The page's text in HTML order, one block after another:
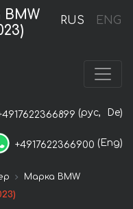
RUS ENG
(рус, De)
+4917622366900 (Eng)
Марка BMW